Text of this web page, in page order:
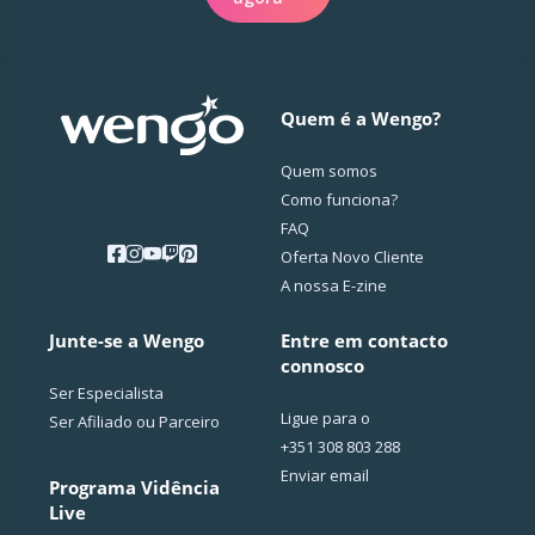
Quem é a Wengo?
Quem somos
Como funciona?
FAQ
Oferta Novo Cliente
A nossa E-zine
Junte-se a Wengo
Ser Especialista
Ser Afiliado ou Parceiro
Programa Vidência
Live
Entre em contacto
connosco
Ligue para o
+351 308 803 288
Enviar email